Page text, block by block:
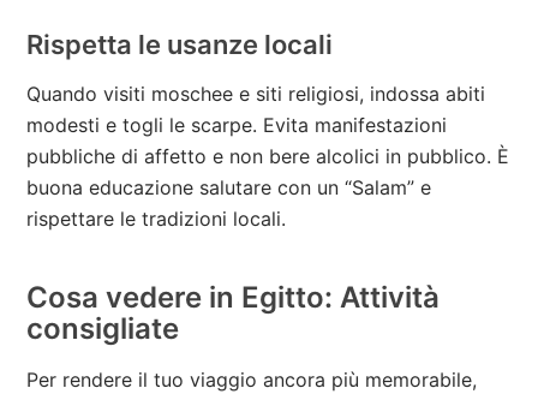
Rispetta le usanze locali
Quando visiti moschee e siti religiosi, indossa abiti
modesti e togli le scarpe. Evita manifestazioni
pubbliche di affetto e non bere alcolici in pubblico. È
buona educazione salutare con un “Salam” e
rispettare le tradizioni locali.
Cosa vedere in Egitto: Attività
consigliate
Per rendere il tuo viaggio ancora più memorabile,